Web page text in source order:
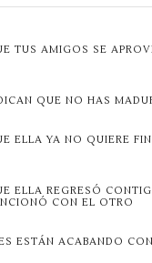
TUS AMIGOS SE
QUE NO HAS
ELLA YA NO QUIERE
ELLA REGRESÓ
CON EL OTRO
ESTÁN ACABANDO